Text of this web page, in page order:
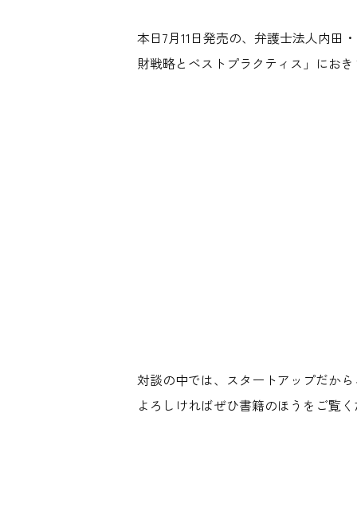
本日7月11日発売の、弁護士法人内
財戦略とベストプラクティス」にお
対談の中では、スタートアップだか
よろしければぜひ書籍のほうをご覧く